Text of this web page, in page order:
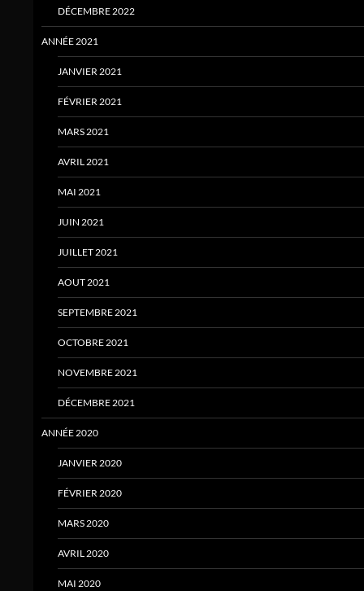
DÉCEMBRE 2022
ANNÉE 2021
JANVIER 2021
FÉVRIER 2021
MARS 2021
AVRIL 2021
MAI 2021
JUIN 2021
JUILLET 2021
AOUT 2021
SEPTEMBRE 2021
OCTOBRE 2021
NOVEMBRE 2021
DÉCEMBRE 2021
ANNÉE 2020
JANVIER 2020
FÉVRIER 2020
MARS 2020
AVRIL 2020
MAI 2020